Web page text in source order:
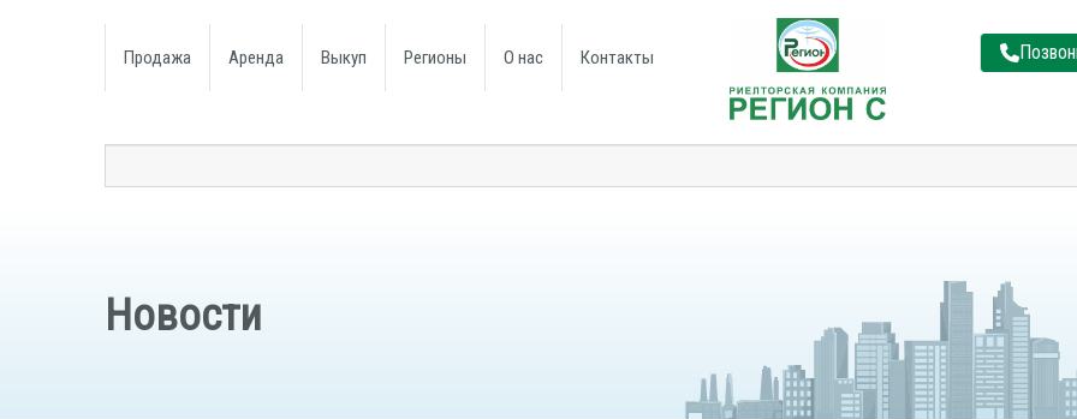
Продажа Аренда Выкуп Регионы О нас Контакты
Новости